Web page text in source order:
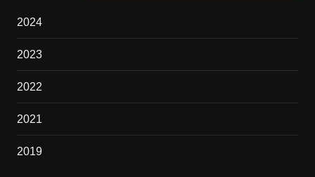
2024
2023
2022
2021
2019